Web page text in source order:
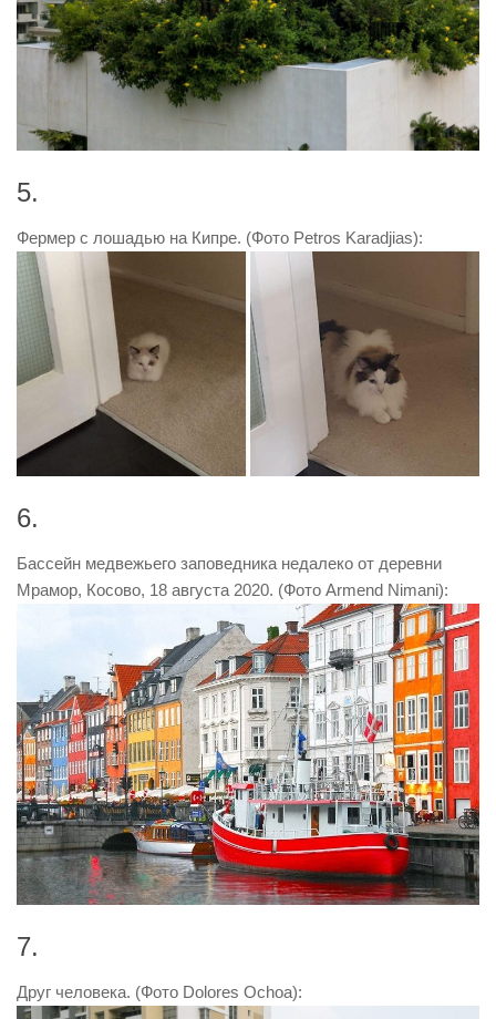
5.
Фермер с лошадью на Кипре. (Фото Petros Karadjias):
6.
Бассейн медвежьего заповедника недалеко от деревни
Мрамор, Косово, 18 августа 2020. (Фото Armend Nimani):
7.
Друг человека. (Фото Dolores Ochoa):